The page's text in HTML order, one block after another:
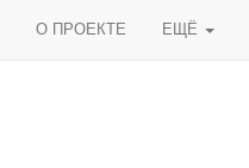
О ПРОЕКТЕ ЕЩЁ